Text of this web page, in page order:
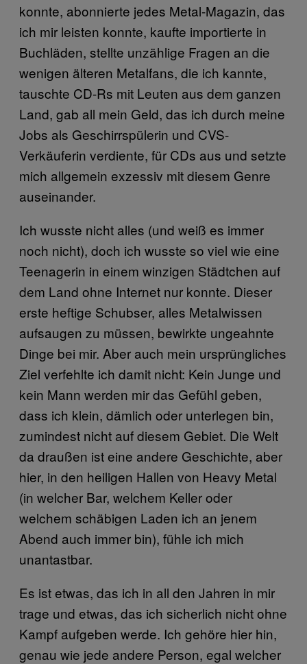
konnte, abonnierte jedes Metal-Magazin, das
ich mir leisten konnte, kaufte importierte in
Buchläden, stellte unzählige Fragen an die
wenigen älteren Metalfans, die ich kannte,
tauschte CD-Rs mit Leuten aus dem ganzen
Land, gab all mein Geld, das ich durch meine
Jobs als Geschirrspülerin und CVS-
Verkäuferin verdiente, für CDs aus und setzte
mich allgemein exzessiv mit diesem Genre
auseinander.
Ich wusste nicht alles (und weiß es immer
noch nicht), doch ich wusste so viel wie eine
Teenagerin in einem winzigen Städtchen auf
dem Land ohne Internet nur konnte. Dieser
erste heftige Schubser, alles Metalwissen
aufsaugen zu müssen, bewirkte ungeahnte
Dinge bei mir. Aber auch mein ursprüngliches
Ziel verfehlte ich damit nicht: Kein Junge und
kein Mann werden mir das Gefühl geben,
dass ich klein, dämlich oder unterlegen bin,
zumindest nicht auf diesem Gebiet. Die Welt
da draußen ist eine andere Geschichte, aber
hier, in den heiligen Hallen von Heavy Metal
(in welcher Bar, welchem Keller oder
welchem schäbigen Laden ich an jenem
Abend auch immer bin), fühle ich mich
unantastbar.
Es ist etwas, das ich in all den Jahren in mir
trage und etwas, das ich sicherlich nicht ohne
Kampf aufgeben werde. Ich gehöre hier hin,
genau wie jede andere Person, egal welcher